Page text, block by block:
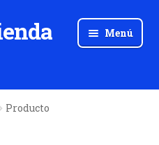
Menú
Producto